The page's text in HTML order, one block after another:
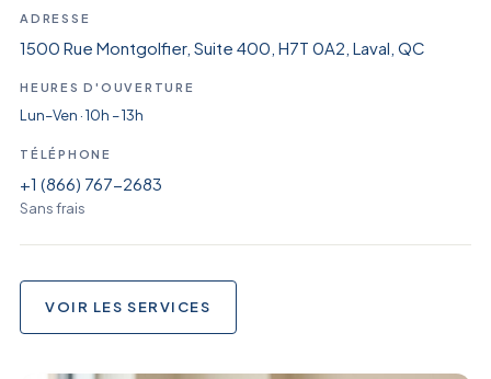
ADRESSE
1500 Rue Montgolfier, Suite 400, H7T 0A2, Laval, QC
HEURES D'OUVERTURE
Lun–Ven · 10h – 13h
TÉLÉPHONE
+1 (866) 767-2683
Sans frais
VOIR LES SERVICES